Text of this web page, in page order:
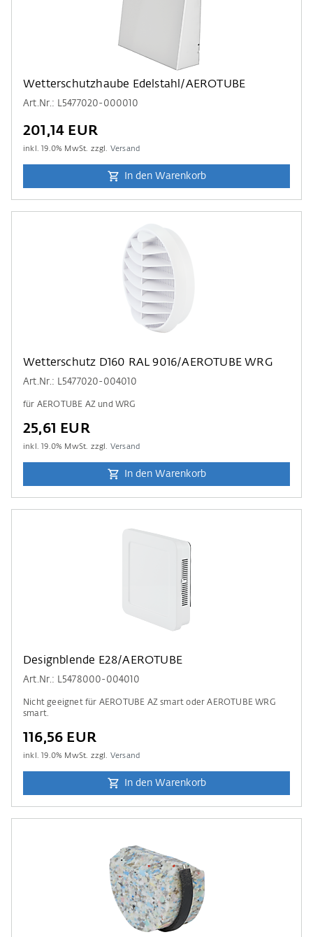
Wetterschutzhaube Edelstahl/AEROTUBE
Art.Nr.: L5477020-000010
201,14 EUR
inkl.19.0% MwSt. zzgl. Versand
In den Warenkorb
Wetterschutz D160 RAL 9016/AEROTUBE WRG
Art.Nr.: L5477020-004010
für AEROTUBE AZ und WRG
25,61 EUR
inkl.19.0% MwSt. zzgl. Versand
In den Warenkorb
Designblende E28/AEROTUBE
Art.Nr.: L5478000-004010
Nicht geeignet für AEROTUBE AZ smart oder AEROTUBE WRG
smart.
116,56 EUR
inkl.19.0% MwSt. zzgl. Versand
In den Warenkorb